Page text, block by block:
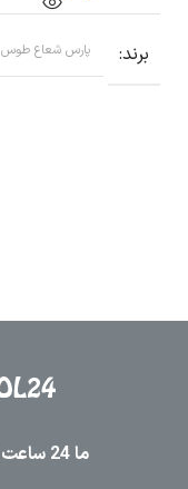
برند پارس شعاع طوس
ما 24 ساعت شبانه روز در کنار شما هستیم